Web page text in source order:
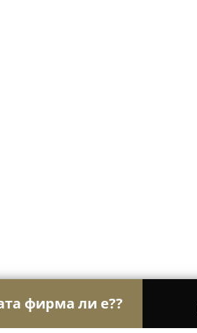
фирма ли е??